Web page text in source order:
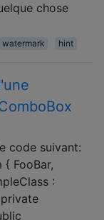
chose
watermark hint
code suivant:
{ FooBar,
: